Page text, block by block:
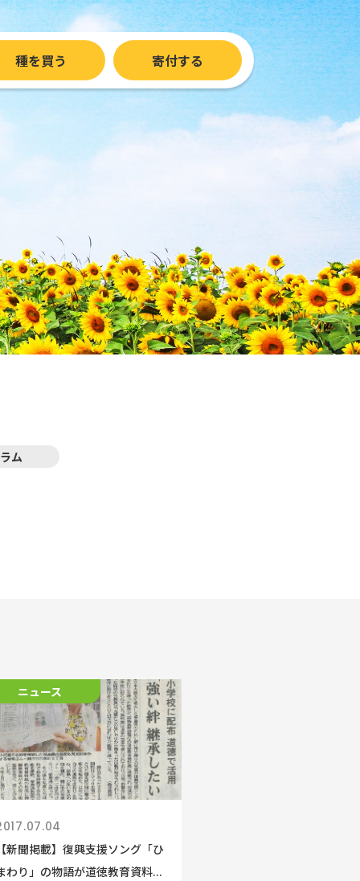
種を買う 寄付する
ム
ニュース
新聞掲載】復興支援ソング「ひ
わり」の物語が道徳教育資料...